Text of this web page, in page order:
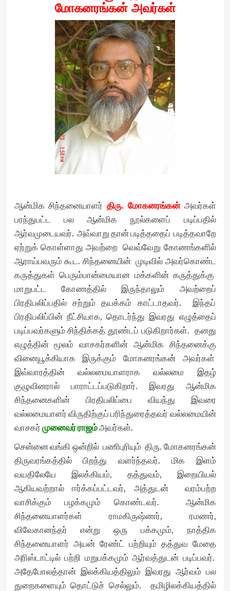
மோகனரங்கன் அவர்கள்
ஆன்மிக சிந்தனையாளர் திரு. மோகனரங்கன்அவர்கள்
பரந்துபட்ட பல ஆன்மிக நூல்களைப் படிப்பதில்
ஆர்வமுடையவர். அவ்வாறு தான் படித்ததைப் படித்தவாறே
ஏற்றுக் கொள்ளாது அவற்றை வெவ்வேறு கோணங்களில்
ஆராய்பவரும் கூட. சிந்தனையின் முடிவில் அவர்கொண்ட
கருத்துகள் பெரும்பான்மையான மக்களின் கருத்துக்கு
மாறுபட்ட கோணத்தில் இருந்தாலும் அவற்றைப்
பிரதிபலிப்பதில் சற்றும் தயக்கம் காட்டாதவர். இந்தப்
பிரதிபலிப்பின் நீட்சியாக, தொடர்ந்து இவரது எழுத்தைப்
படிப்பவர்களும் சிந்திக்கத் தூண்டப் படுகிறார்கள். தனது
எழுத்தின் மூலம் வாசகர்களின் ஆன்மிக சிந்தனைக்கு
வினையூக்கியாக இருக்கும் மோகனரங்கன் அவர்கள்
இவ்வாரத்தின் வல்லமையாளராக வல்லமை இதழ்
குழுவினரால் பாராட்டப்படுகிறார். இவரது ஆன்மிக
சிந்தனைகளின் பிரதிபலிப்பை வியந்து இவரை
வல்லமையாளர் விருதிற்குப் பரிந்துரைத்தவர் வல்லமையின்
வாசகர்முனைவர் ராஜம்அவர்கள்.
சென்னை வங்கி ஒன்றில் பணிபுரியும் திரு. மோகனரங்கன்
திருவரங்கத்தில் பிறந்து வளர்ந்தவர். மிக இளம்
வயதிலேயே இலக்கியம், தத்துவம், இறையியல்
ஆகியவற்றால் ஈர்க்கப்பட்டவர், அத்துடன் வரம்பற்ற
வாசிக்கும் பழக்கமும் கொண்டவர். ஆன்மிக
சிந்தனையாளர்கள் ராமகிருஷ்ணர், ரமணர்,
விவேகானந்தர் என்று ஒரு பக்கமும், நாத்திக
சிந்தனையாளர் அயன் ரேண்ட் பற்றியும் தத்துவ மேதை
அரிஸ்டாட்டில் பற்றி மறுபக்கமும் ஆர்வத்துடன் படிப்பவர்.
அதேபோலத்தான் இலக்கியத்திலும் இவரது ஆர்வம் பல
துறைகளையும் தொட்டுச் செல்லும். தமிழிலக்கியத்தில்